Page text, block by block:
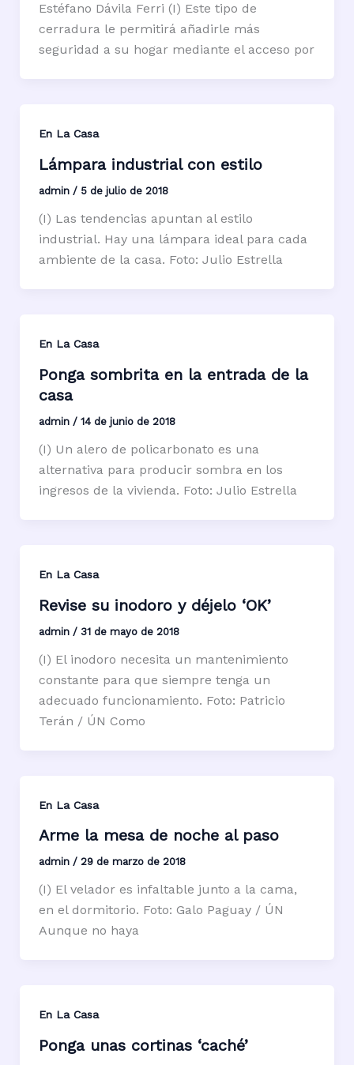
Estéfano Dávila Ferri (I) Este tipo de
cerradura le permitirá añadirle más
seguridad a su hogar mediante el acceso por
En La Casa
Lámpara industrial con estilo
admin / 5 de julio de 2018
(I) Las tendencias apuntan al estilo
industrial. Hay una lámpara ideal para cada
ambiente de la casa. Foto: Julio Estrella
En La Casa
Ponga sombrita en la entrada de la
casa
admin / 14 de junio de 2018
(I) Un alero de policarbonato es una
alternativa para producir sombra en los
ingresos de la vivienda. Foto: Julio Estrella
En La Casa
Revise su inodoro y déjelo ‘OK’
admin / 31 de mayo de 2018
(I) El inodoro necesita un mantenimiento
constante para que siempre tenga un
adecuado funcionamiento. Foto: Patricio
Terán / ÚN Como
En La Casa
Arme la mesa de noche al paso
admin / 29 de marzo de 2018
(I) El velador es infaltable junto a la cama,
en el dormitorio. Foto: Galo Paguay / ÚN
Aunque no haya
En La Casa
Ponga unas cortinas ‘caché’